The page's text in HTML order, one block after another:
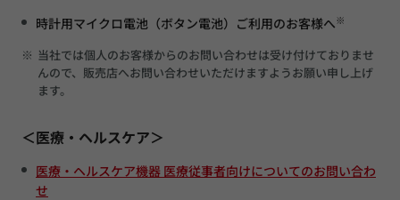
時計用マイクロ電池（ボタン電池）ご利用のお客様へ ※
※ 当社では個人のお客様からのお問い合わせは受け付けておりませ
んので、販売店へお問い合わせいただけますようお願い申し上げ
ます。
＜医療・ヘルスケア＞
医療・ヘルスケア機器 医療従事者向けについてのお問い合わ
せ